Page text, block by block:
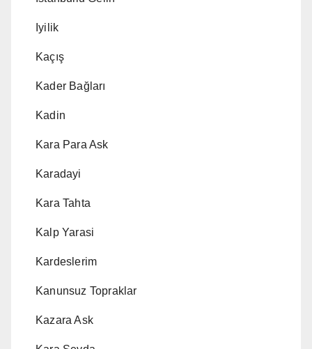
Iyilik
Kaçış
Kader Bağları
Kadin
Kara Para Ask
Karadayi
Kara Tahta
Kalp Yarasi
Kardeslerim
Kanunsuz Topraklar
Kazara Ask